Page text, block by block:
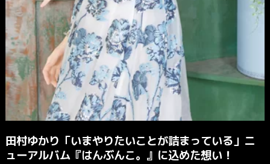
田村ゆかり「いまやりたいことが詰まっている」ニ
ューアルバム『はんぶんこ。』に込めた想い！